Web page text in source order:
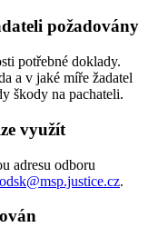
požadovány
potřebné doklady.
a v jaké míře žadatel
škody na pachateli.
využít
adresu odboru
odsk@msp.justice.cz.